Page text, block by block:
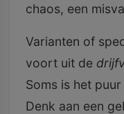
chaos, een
Varianten of
voort uit de
Soms is het puur
Denk aan een